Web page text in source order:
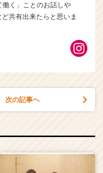
く」ことのお話しや
共有出来たらと思いま
次の記事へ